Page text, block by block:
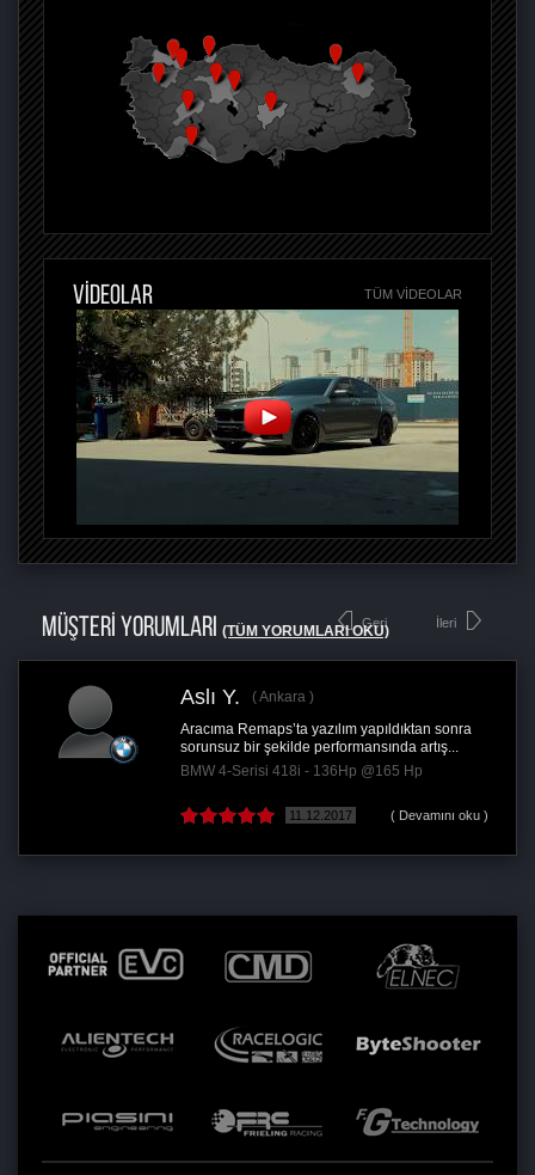
VİDEOLAR TÜM VIDEOLAR
MÜŞTERİ YORUMLARI (TÜM YORUMLARI OKU)
Geri
Aslı Y.
Ankara
Aracıma Remaps’ta yazılım yapıldıktan sonra
sorunsuz bir şekilde performansında artış...
BMW 4-Serisi 418i - 136Hp @165 Hp
11.12.2017 ( Devamını oku )
İleri